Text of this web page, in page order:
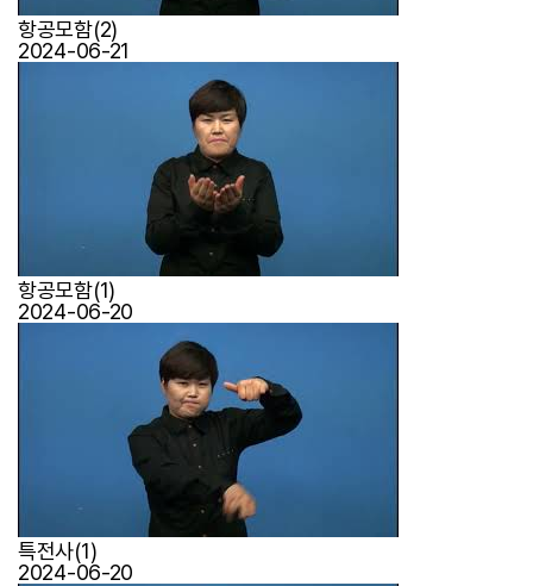
항공모함(2)
2024-06-21
항공모함(1)
2024-06-20
특전사(1)
2024-06-20